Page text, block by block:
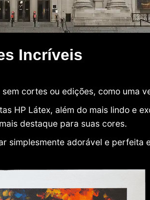
Incríveis
cortes ou edições, como uma
HP Látex, além do mais lindo e
destaque para suas cores.
simplesmente adorável e perfeita